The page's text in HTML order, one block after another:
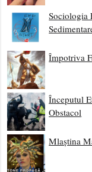
Sociologia
Împotriva
Începutul
Obstacol
Mlaștina